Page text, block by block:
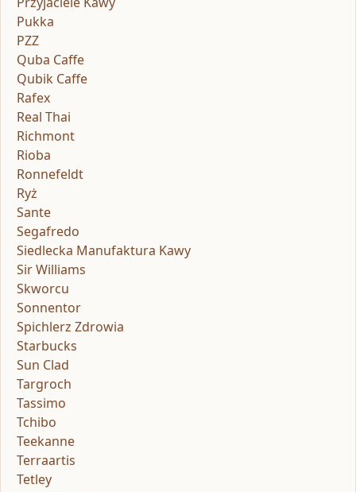
Pukka
PZZ
Quba Caffe
Qubik Caffe
Rafex
Real Thai
Richmont
Rioba
Ronnefeldt
Ryż
Sante
Segafredo
Siedlecka Manufaktura Kawy
Sir Williams
Skworcu
Sonnentor
Spichlerz Zdrowia
Starbucks
Sun Clad
Targroch
Tassimo
Tchibo
Teekanne
Terraartis
Tetley